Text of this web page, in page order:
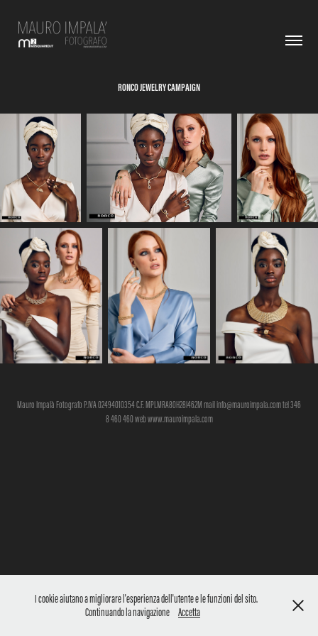
RONCO JEWELRY CAMPAIGN
Mauro Impalà Fotografo P.IVA 02494010354 C.F. MPLMRA80H28I462M mail info@mauroimpala.com tel 346
8 460 460 web www.mauroimpala.com
I cookie aiutano a migliorare l'esperienza dell'utente e le funzioni del sito.
Continuando la navigazione
Accetta